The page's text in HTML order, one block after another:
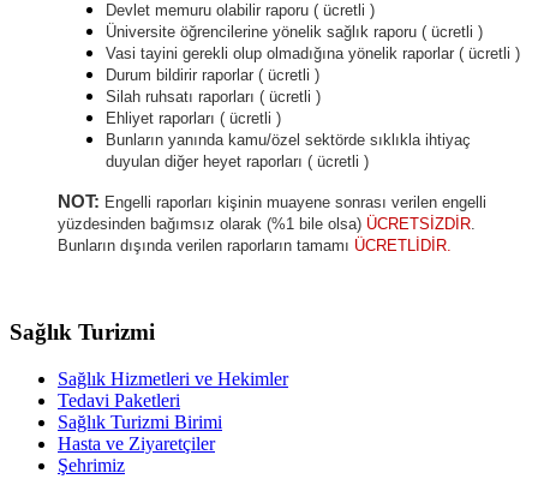
Devlet memuru olabilir raporu ( ücretli )
Üniversite öğrencilerine yönelik sağlık raporu ( ücretli )
Vasi tayini gerekli olup olmadığına yönelik raporlar ( ücretli )
Durum bildirir raporlar ( ücretli )
Silah ruhsatı raporları ( ücretli )
Ehliyet raporları ( ücretli )
Bunların yanında kamu/özel sektörde sıklıkla ihtiyaç
duyulan diğer heyet raporları ( ücretli )
NOT: Engelli raporları kişinin muayene sonrası verilen engelli
yüzdesinden bağımsız olarak (%1 bile olsa) ÜCRETSİZDİR.
Bunların dışında verilen raporların tamamı ÜCRETLİDİR.
Sağlık Turizmi
Sağlık Hizmetleri ve Hekimler
Tedavi Paketleri
Sağlık Turizmi Birimi
Hasta ve Ziyaretçiler
Şehrimiz